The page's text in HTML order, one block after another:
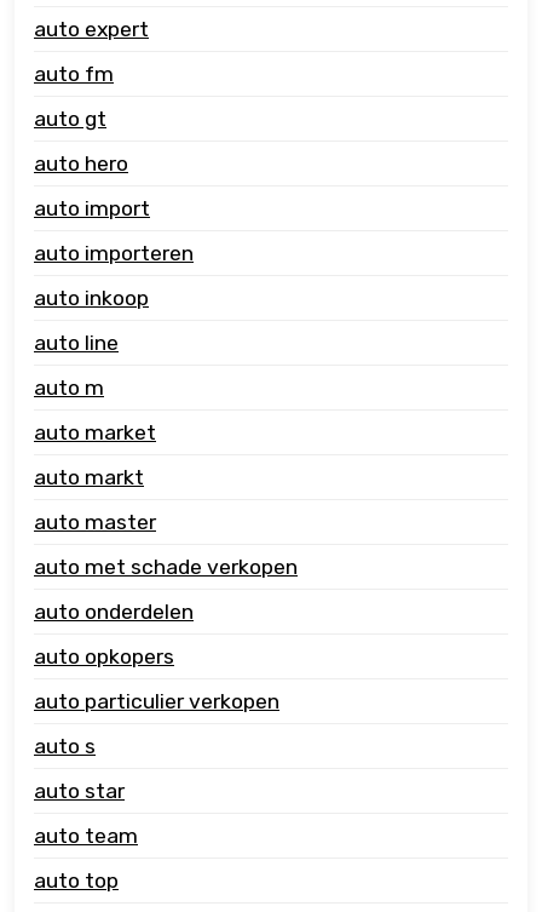
auto expert
auto fm
auto gt
auto hero
auto import
auto importeren
auto inkoop
auto line
auto m
auto market
auto markt
auto master
auto met schade verkopen
auto onderdelen
auto opkopers
auto particulier verkopen
auto s
auto star
auto team
auto top